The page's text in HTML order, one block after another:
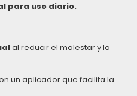
para uso diario.
al reducir el malestar y la
un aplicador que facilita la